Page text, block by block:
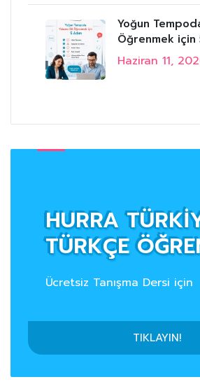
Yoğun
Öğrenmek için
Haziran 11,
HURRA
TÜRKÇE
Ücretsiz Tanışma Dersi için
TIKLAYIN!